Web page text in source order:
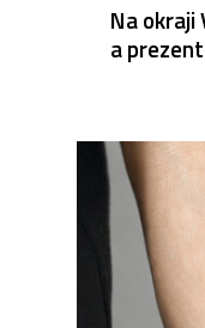
Na okraji
a